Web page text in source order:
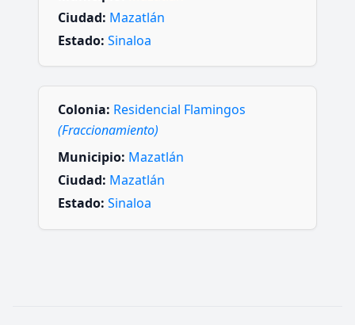
Ciudad: Mazatlán
Estado: Sinaloa
Colonia: Residencial Flamingos
(Fraccionamiento)
Municipio: Mazatlán
Ciudad: Mazatlán
Estado: Sinaloa